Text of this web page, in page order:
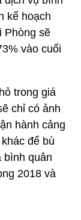
kế hoạch
Phòng sẽ
vào cuối
trong giá
chỉ có ảnh
hành cảng
để bù
bình quân
2018 và